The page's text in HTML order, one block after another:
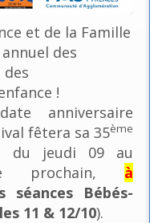
et de la Famille
des
!
anniversaire
fêtera sa 35ème
du jeudi 09 au
prochain, à
séances Bébés-
11 & 12/10).